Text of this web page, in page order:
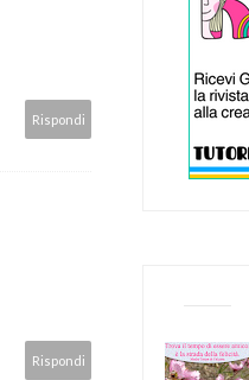
Rispondi
Rispondi